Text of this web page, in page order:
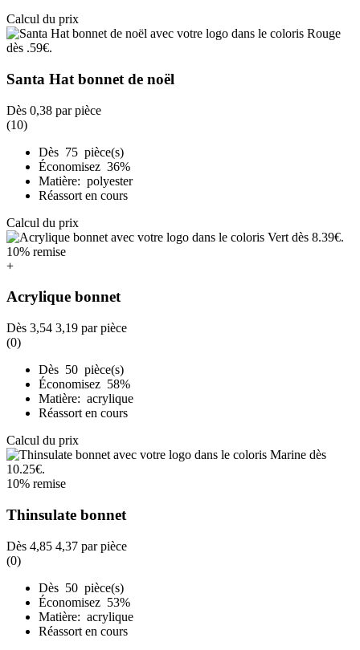
Calcul du prix
Santa Hat bonnet de noël
Dès 0,38 par pièce
(10)
Dès 75 pièce(s)
Économisez 36%
Matière: polyester
Réassort en cours
Calcul du prix
10% remise
+
Acrylique bonnet
Dès 3,54 3,19 par pièce
(0)
Dès 50 pièce(s)
Économisez 58%
Matière: acrylique
Réassort en cours
Calcul du prix
10% remise
Thinsulate bonnet
Dès 4,85 4,37 par pièce
(0)
Dès 50 pièce(s)
Économisez 53%
Matière: acrylique
Réassort en cours